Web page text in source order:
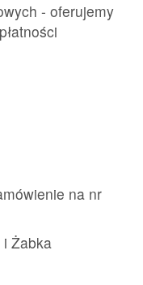
- oferujemy
na nr
Żabka